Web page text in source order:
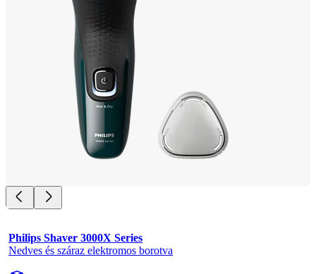
Philips Shaver 3000X Series
Nedves és száraz elektromos borotva